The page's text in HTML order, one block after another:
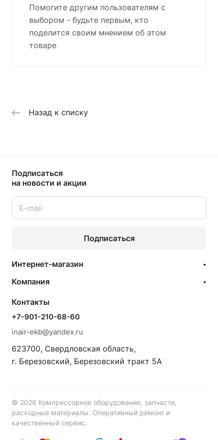
Помогите другим пользователям с
выбором - будьте первым, кто
поделится своим мнением об этом
товаре
Назад к списку
Подписаться
на новости и акции
Подписаться
Интернет-магазин
Компания
Контакты
+7-901-210-68-60
inair-ekb@yandex.ru
623700, Свердловская область,
г. Березовский, Березовский тракт 5А
© 2026 Компрессорное оборудование, запчасти,
расходные материалы. Оперативный ремонт и
качественный сервис.